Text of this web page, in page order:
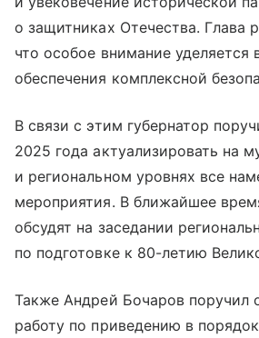
о защитниках Отечества. Глава
что особое внимание уделяется
обеспечения комплексной
В связи с этим губернатор
2025 года актуализировать на
и региональном уровнях все
мероприятия. В ближайшее
обсудят на заседании
по подготовке к 80-летию
Также Андрей Бочаров поручил
работу по приведению в